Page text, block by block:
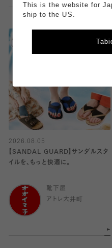
2026.08.05
【SANDAL GUARD】サンダルスタ
イルを、もっと快適に。
靴下屋
アトレ大井町
This is the website for
ship to the US.